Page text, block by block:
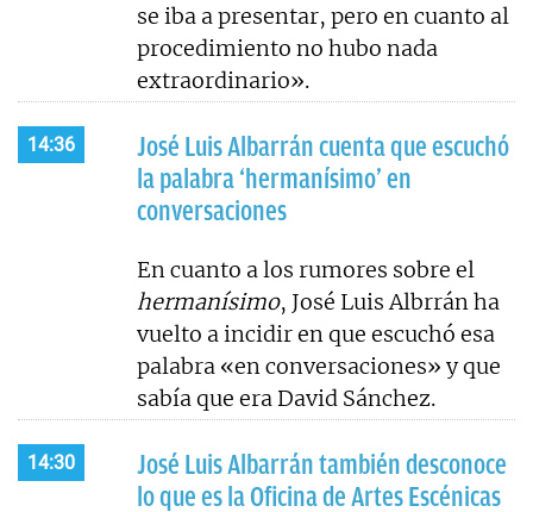
se iba a presentar, pero en cuanto al
procedimiento no hubo nada
extraordinario».
14:36
José Luis Albarrán cuenta que escuchó
la palabra ‘hermanísimo’ en
conversaciones
En cuanto a los rumores sobre el
hermanísimo, José Luis Albrrán ha
vuelto a incidir en que escuchó esa
palabra «en conversaciones» y que
sabía que era David Sánchez.
14:30
José Luis Albarrán también desconoce
lo que es la Oficina de Artes Escénicas